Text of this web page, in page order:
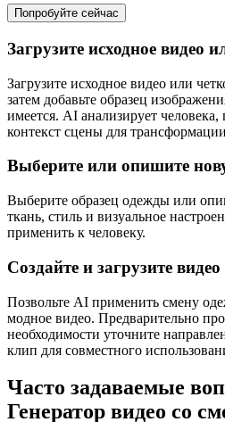
Попробуйте сейчас
Загрузите исходное видео
Загрузите исходное видео или
затем добавьте образец
имеется. AI анализирует
контекст сцены для
Выберите или опишите
Выберите образец одежды или
ткань, стиль и визуальное
применить к человеку.
Создайте и загрузите видео
Позвольте AI применить смену
модное видео. Предварительно
необходимости уточните
клип для совместного
Часто задаваемые
Генератор видео со